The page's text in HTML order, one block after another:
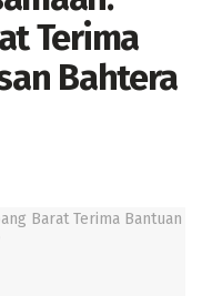
Terima
Bahtera